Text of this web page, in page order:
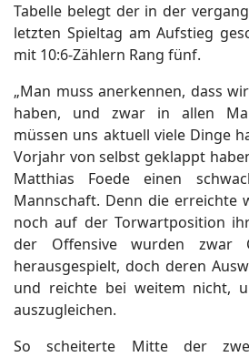
Tabelle belegt der in der
letzten Spieltag am Aufstieg
mit 10:6-Zählern Rang fünf.
„Man muss anerkennen, dass
haben, und zwar in allen
müssen uns aktuell viele Dinge
Vorjahr von selbst geklappt
Matthias Foede einen
Mannschaft. Denn die erreichte
noch auf der Torwartposition
der Offensive wurden zwar
herausgespielt, doch deren
und reichte bei weitem nicht,
auszugleichen.
So scheiterte Mitte der